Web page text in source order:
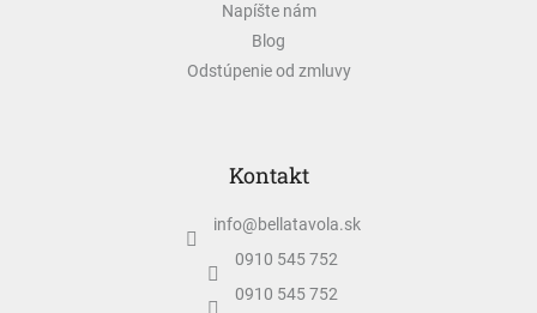
Napíšte nám
Blog
Odstúpenie od zmluvy
Kontakt
info@bellatavola.sk
0910 545 752
0910 545 752